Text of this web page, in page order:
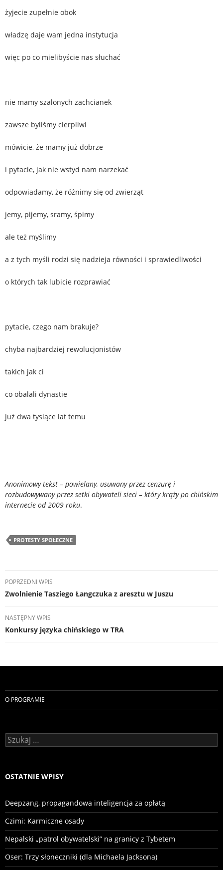
żyjecie zupełnie obok
władzę daje wam jedna instytucja
więc po co mielibyście nas słuchać
nie mamy szalonych zachcianek
zawsze byliśmy cierpliwi
mówicie, że mamy już dobrze
i pytacie, jak nie wstyd nam narzekać
odpowiadamy, że różnimy się od zwierząt
jemy, pijemy, sramy, śpimy
ale też myślimy
a z tych myśli rodzi się nadzieja równości i sprawiedliwości
o których tak lubicie rozprawiać
pytacie, czego nam brakuje?
chyba najbardziej rewolucjonistów
takich jak ci
co obalali dynastie
już dwa tysiące lat temu
Anonimowy tekst – powielany, usuwany przez cenzurę i
rozbudowywany przez setki obywateli sieci – który krąży po chińskim
internecie od 2009 roku.
PROTESTY SPOŁECZNE
Nawigacja
wpisu
POPRZEDNI WPIS
Zwolnienie Tasziego Łangczuka z aresztu w Juszu
NASTĘPNY WPIS
Konkursy języka chińskiego w TRA
O PROGRAMIE
Szukaj:
OSTATNIE WPISY
Deepzang, propagandowa inteligencja za opłatą
Czimi: Karmiczne osady
Nepalski „patrol obywatelski” na granicy z Tybetem
Oser: Trzy słoneczniki (dla Michaela Jacksona)